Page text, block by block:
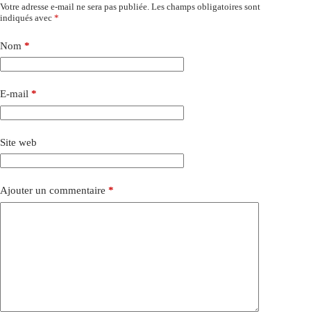
Votre adresse e-mail ne sera pas publiée. Les champs obligatoires sont
indiqués avec *
Nom *
E-mail *
Site web
Ajouter un commentaire *